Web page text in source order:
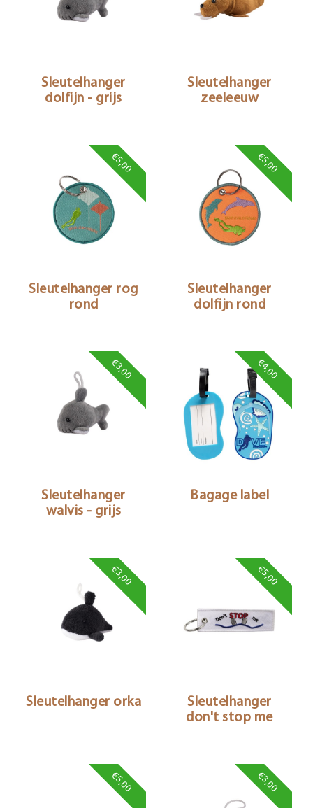
Sleutelhanger
dolfijn - grijs
Sleutelhanger
zeeleeuw
€5,00
Sleutelhanger rog
rond
€5,00
Sleutelhanger
dolfijn rond
€3,00
Sleutelhanger
walvis - grijs
€4,00
Bagage label
€3,00
Sleutelhanger orka
€5,00
Sleutelhanger
don't stop me
€5,00 €3,00